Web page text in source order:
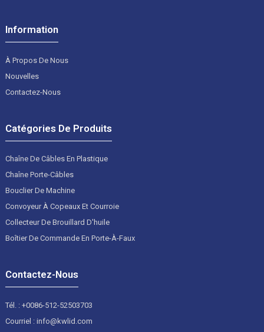
Information
À Propos De Nous
Nouvelles
Contactez-Nous
Catégories De Produits
Chaîne De Câbles En Plastique
Chaîne Porte-Câbles
Bouclier De Machine
Convoyeur À Copeaux Et Courroie
Collecteur De Brouillard D'huile
Boîtier De Commande En Porte-À-Faux
Contactez-Nous
Tél. : +0086-512-52503703
Courriel : info@kwlid.com